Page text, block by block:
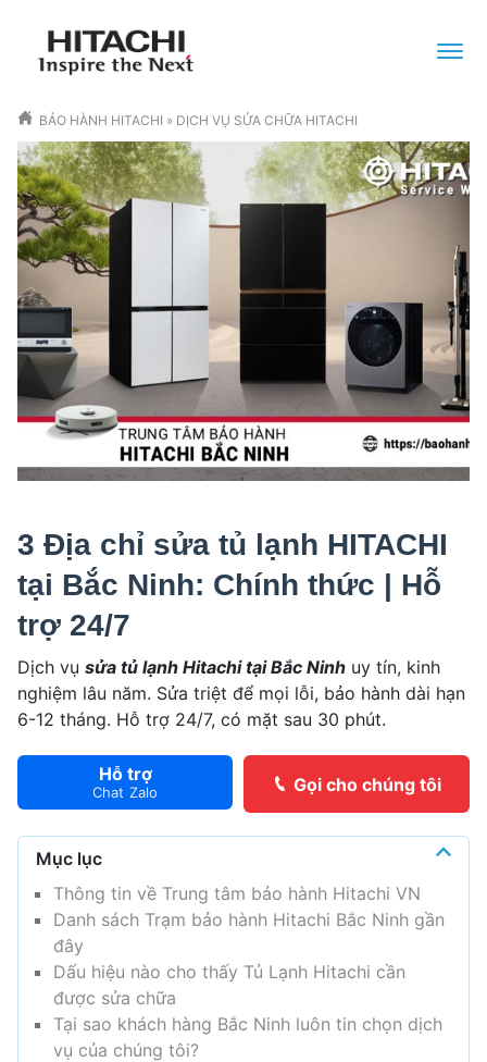
BẢO HÀNH HITACHI » DỊCH VỤ SỬA CHỮA HITACHI
3 Địa chỉ sửa tủ lạnh HITACHI
tại Bắc Ninh: Chính thức | Hỗ
trợ 24/7
Dịch vụ sửa tủ lạnh Hitachi tại Bắc Ninh uy tín, kinh
nghiệm lâu năm. Sửa triệt để mọi lỗi, bảo hành dài hạn
6-12 tháng. Hỗ trợ 24/7, có mặt sau 30 phút.
Gọi cho chúng tôi
Hỗ trợ
Chat Zalo
Mục lục
Thông tin về Trung tâm bảo hành Hitachi VN
Danh sách Trạm bảo hành Hitachi Bắc Ninh gần
đây
Dấu hiệu nào cho thấy Tủ Lạnh Hitachi cần
được sửa chữa
Tại sao khách hàng Bắc Ninh luôn tin chọn dịch
vụ của chúng tôi?